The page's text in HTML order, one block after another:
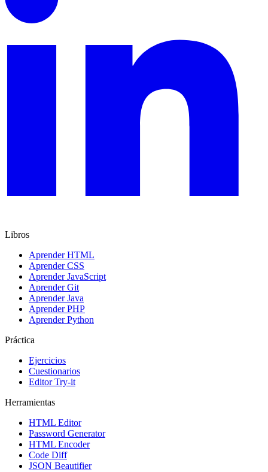
Libros
Aprender HTML
Aprender CSS
Aprender JavaScript
Aprender Git
Aprender Java
Aprender PHP
Aprender Python
Práctica
Ejercicios
Cuestionarios
Editor Try-it
Herramientas
HTML Editor
Password Generator
HTML Encoder
Code Diff
JSON Beautifier